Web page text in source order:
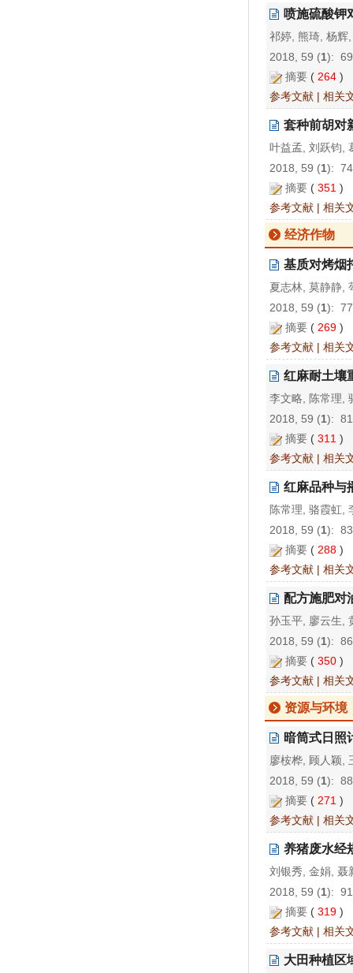
喷施硫酸钾
祁婷, 熊琦, 杨辉
2018, 59 (1):
摘要 ( 264 )
参考文献 | 相关
套种前胡对
叶益孟, 刘跃钧,
2018, 59 (1):
摘要 ( 351 )
参考文献 | 相关
经济作物
基质对烤烟
夏志林, 莫静静,
2018, 59 (1):
摘要 ( 269 )
参考文献 | 相关
红麻耐土壤
李文略, 陈常理,
2018, 59 (1):
摘要 ( 311 )
参考文献 | 相关
红麻品种与
陈常理, 骆霞虹,
2018, 59 (1):
摘要 ( 288 )
参考文献 | 相关
配方施肥对
孙玉平, 廖云生,
2018, 59 (1):
摘要 ( 350 )
参考文献 | 相关
资源与环境
暗筒式日照
廖桉桦, 顾人颖,
2018, 59 (1):
摘要 ( 271 )
参考文献 | 相关
养猪废水经
刘银秀, 金娟, 聂
2018, 59 (1):
摘要 ( 319 )
参考文献 | 相关
大田种植区